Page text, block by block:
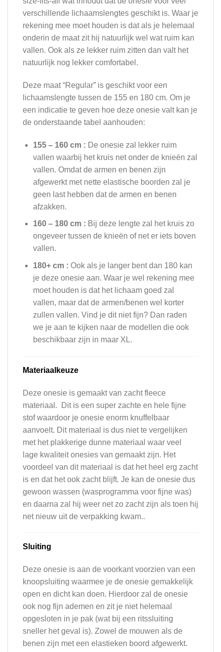
verschillende lichaamslengtes geschikt is. Waar je
rekening mee moet houden is dat als je helemaal
onderin de maat zit hij natuurlijk wel wat ruim kan
vallen. Ook als ze lekker ruim zitten dan valt het
natuurlijk nog lekker comfortabel.
Deze maat “Regular” is geschikt voor een
lichaamslengte tussen de 155 en 180 cm. Om je
een indicatie te geven hoe deze onesie valt kan je
de onderstaande tabel aanhouden:
155 – 160 cm : De onesie zal lekker ruim
vallen waarbij het kruis net onder de knieën zal
vallen. Omdat de armen en benen zijn
afgewerkt met nette elastische boorden zal je
geen last hebben dat de armen en benen
afzakken.
160 – 180 cm : Bij deze lengte zal het kruis zo
ongeveer tussen de knieën of net er iets boven
vallen.
180+ cm : Ook als je langer bent dan 180 kan
je deze onesie aan. Waar je wel rekening mee
moet houden is dat het lichaam goed zal
vallen, maar dat de armen/benen wel korter
zullen vallen. Vind je dit niet fijn? Dan raden
we je aan te kijken naar de modellen die ook
beschikbaar zijn in maar XL.
Materiaalkeuze
Deze onesie is gemaakt van zacht fleece
materiaal. Dit is een super zachte en hele fijne
stof waardoor je onesie enorm knuffelbaar
aanvoelt. Dit materiaal is dus niet te vergelijken
met het plakkerige dunne materiaal waar veel
lage kwaliteit onesies van gemaakt zijn. Het
voordeel van dit materiaal is dat het heel erg zacht
is en dat het ook zacht blijft. Je kan de onesie dus
gewoon wassen (wasprogramma voor fijne was)
en daarna zal hij weer net zo zacht zijn als toen hij
net nieuw uit de verpakking kwam..
Sluiting
Deze onesie is aan de voorkant voorzien van een
knoopsluiting waarmee je de onesie gemakkelijk
open en dicht kan doen. Hierdoor zal de onesie
ook nog fijn ademen en zit je niet helemaal
opgesloten in je pak (wat bij een ritssluiting
sneller het geval is). Zowel de mouwen als de
benen zijn met een elastieken boord afgewerkt.